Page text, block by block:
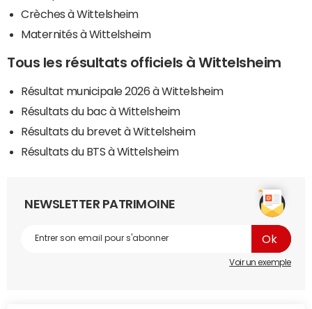
Crèches à Wittelsheim
Maternités à Wittelsheim
Tous les résultats officiels à Wittelsheim
Résultat municipale 2026 à Wittelsheim
Résultats du bac à Wittelsheim
Résultats du brevet à Wittelsheim
Résultats du BTS à Wittelsheim
NEWSLETTER PATRIMOINE
Voir un exemple